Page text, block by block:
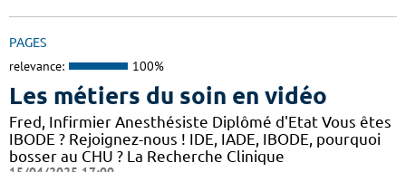
PAGES
relevance: 100%
Les métiers du soin en vidéo
Fred, Infirmier Anesthésiste Diplômé d'Etat Vous êtes
IBODE ? Rejoignez-nous ! IDE, IADE, IBODE, pourquoi
bosser au CHU ? La Recherche Clinique